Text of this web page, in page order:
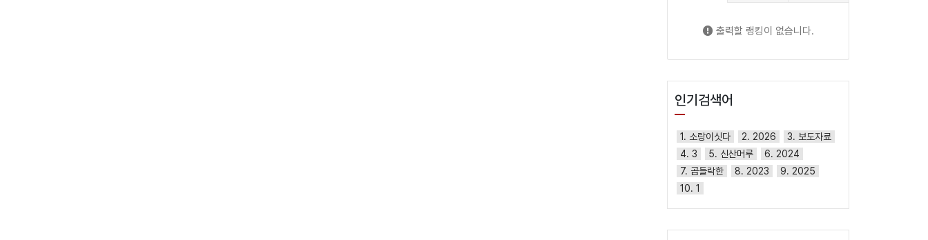
출력할 랭킹이 없습니다.
인기검색어
1. 소랑이싯다 2. 2026
3. 보도자료
4. 3
5. 신산머루
6. 2024
7. 곱들락한
8. 2023
9. 2025
10. 1